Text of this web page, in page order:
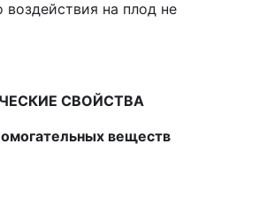
воздействия на плод не
СВОЙСТВА
веществ